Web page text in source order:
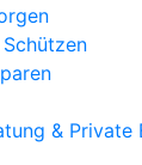
& Private